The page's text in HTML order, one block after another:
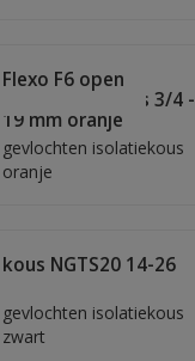
Flexo F6 open
gevlochten kous 3/4 -
19 mm oranje
gevlochten isolatiekous
oranje
kous NGTS20 14-26
gevlochten isolatiekous
zwart